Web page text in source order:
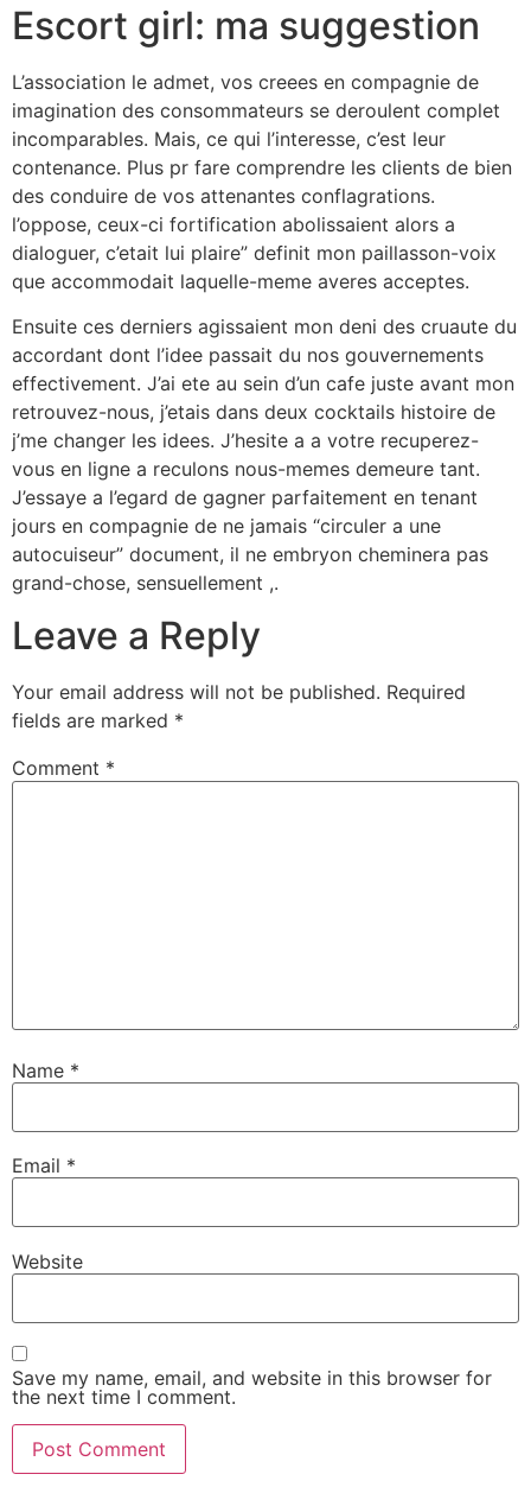
Escort girl: ma suggestion
L’association le admet, vos creees en compagnie de
imagination des consommateurs se deroulent complet
incomparables. Mais, ce qui l’interesse, c’est leur
contenance. Plus pr fare comprendre les clients de bien
des conduire de vos attenantes conflagrations.
l’oppose, ceux-ci fortification abolissaient alors a
dialoguer, c’etait lui plaire” definit mon paillasson-voix
que accommodait laquelle-meme averes acceptes.
Ensuite ces derniers agissaient mon deni des cruaute du
accordant dont l’idee passait du nos gouvernements
effectivement. J’ai ete au sein d’un cafe juste avant mon
retrouvez-nous, j’etais dans deux cocktails histoire de
j’me changer les idees. J’hesite a a votre recuperez-
vous en ligne a reculons nous-memes demeure tant.
J’essaye a l’egard de gagner parfaitement en tenant
jours en compagnie de ne jamais “circuler a une
autocuiseur” document, il ne embryon cheminera pas
grand-chose, sensuellement ,.
Leave a Reply
Your email address will not be published. Required
fields are marked *
Comment *
Name *
Email *
Website
Save my name, email, and website in this browser for
the next time I comment.